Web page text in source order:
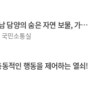
[‘오디’로 여행갈까] 33화. 전남 담양의 숨은 자연 보물, 가마골 생태공원
민소통실
적인 행동을 제어하는 열쇠!